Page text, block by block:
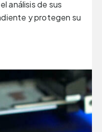
análisis de sus
y protegen su